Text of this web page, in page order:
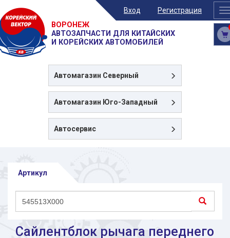
Вход Регистрация
ВОРОНЕЖ
АВТОЗАПЧАСТИ ДЛЯ КИТАЙСКИХ
И КОРЕЙСКИХ АВТОМОБИЛЕЙ
Автомагазин Северный
Автомагазин Юго-Западный
Автосервис
Артикул
Сайлентблок рычага переднего